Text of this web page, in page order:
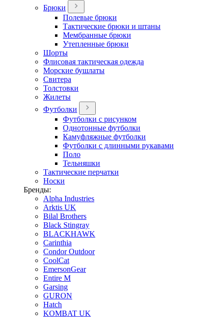
Брюки
Полевые брюки
Тактические брюки и штаны
Мембранные брюки
Утепленные брюки
Шорты
Флисовая тактическая одежда
Морские бушлаты
Свитера
Толстовки
Жилеты
Футболки
Футболки с рисунком
Однотонные футболки
Камуфляжные футболки
Футболки с длинными рукавами
Поло
Тельняшки
Тактические перчатки
Носки
Бренды:
Alpha Industries
Arktis UK
Bilal Brothers
Black Stingray
BLACKHAWK
Carinthia
Condor Outdoor
CoolCat
EmersonGear
Entire M
Garsing
GURON
Hatch
KOMBAT UK